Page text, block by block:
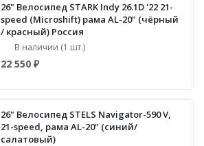
26" Велосипед STARK Indy 26.1D '22 21-
speed (Microshift) рама AL-20" (чёрный
/ красный) Россия
В наличии (1 шт.)
22 550 ₽
26" Велосипед STELS Navigator-590 V,
21-speed, рама AL-20" (синий/
салатовый)